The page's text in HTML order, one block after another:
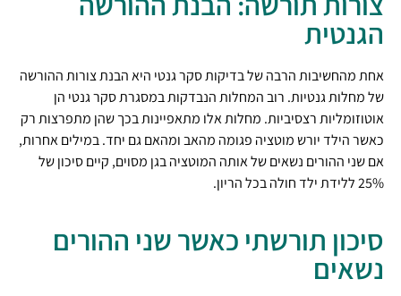
הגנטית
אחת מהחשיבות הרבה של בדיקות סקר גנטי היא הבנת צורות ההורשה
של מחלות גנטיות. רוב המחלות הנבדקות במסגרת סקר גנטי הן
אוטוזומליות רצסיביות. מחלות אלו מתאפיינות בכך שהן מתפרצות רק
כאשר הילד יורש מוטציה פגומה מהאב ומהאם גם יחד. במילים אחרות,
אם שני ההורים נשאים של אותה המוטציה בגן מסוים, קיים סיכון של
25% ללידת ילד חולה בכל הריון.
סיכון תורשתי כאשר שני ההורים
נשאים